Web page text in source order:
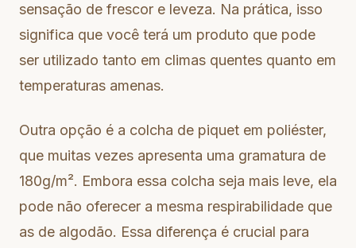
sensação de frescor e leveza. Na prática, isso
significa que você terá um produto que pode
ser utilizado tanto em climas quentes quanto em
temperaturas amenas.
Outra opção é a colcha de piquet em poliéster,
que muitas vezes apresenta uma gramatura de
180g/m². Embora essa colcha seja mais leve, ela
pode não oferecer a mesma respirabilidade que
as de algodão. Essa diferença é crucial para